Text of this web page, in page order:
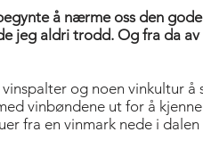
å nærme oss den
jeg aldri trodd. Og fra da
og noen vinkultur å
vinbøndene ut for å
fra en vinmark nede i